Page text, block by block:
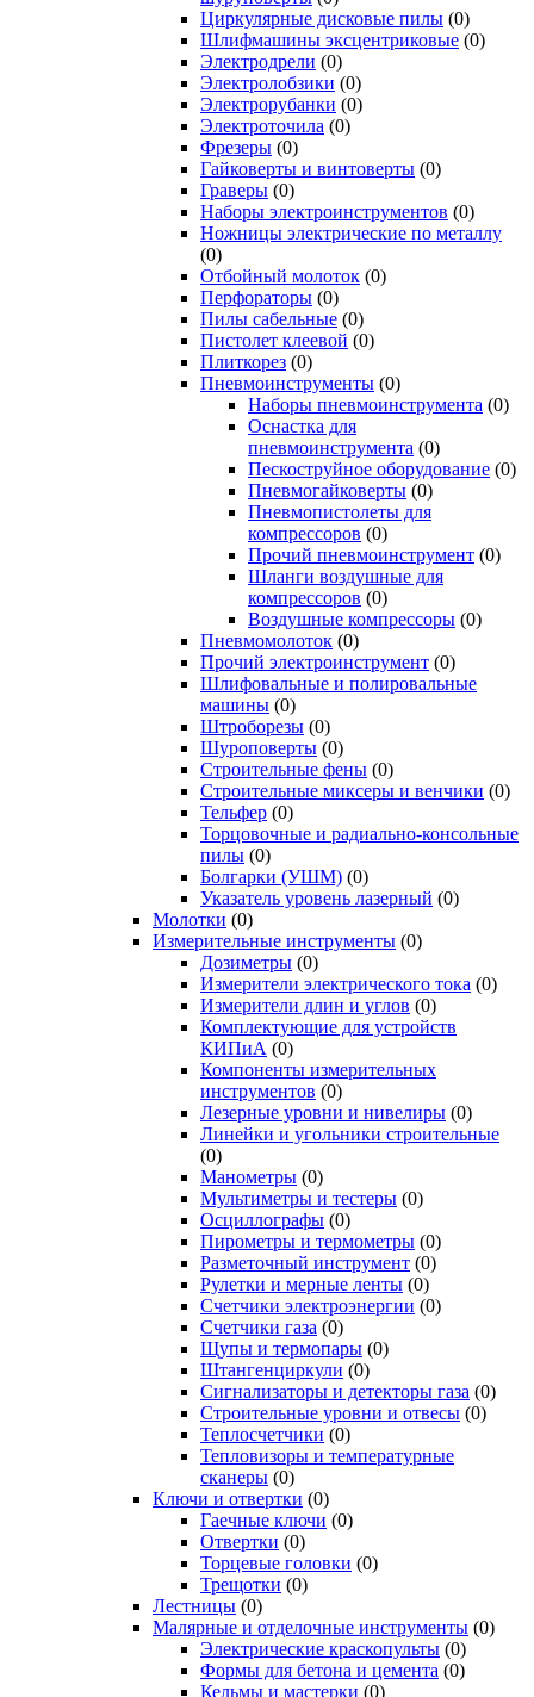
Циркулярные дисковые пилы (0)
Шлифмашины эксцентриковые (0)
Электродрели (0)
Электролобзики (0)
Электрорубанки (0)
Электроточила (0)
Фрезеры (0)
Гайковерты и винтоверты (0)
Граверы (0)
Наборы электроинструментов (0)
Ножницы электрические по металлу
(0)
Отбойный молоток (0)
Перфораторы (0)
Пилы сабельные (0)
Пистолет клеевой (0)
Плиткорез (0)
Пневмоинструменты (0)
Наборы пневмоинструмента (0)
Оснастка для
пневмоинструмента (0)
Пескоструйное оборудование (0)
Пневмогайковерты (0)
Пневмопистолеты для
компрессоров (0)
Прочий пневмоинструмент (0)
Шланги воздушные для
компрессоров (0)
Воздушные компрессоры (0)
Пневмомолоток (0)
Прочий электроинструмент (0)
Шлифовальные и полировальные
машины (0)
Штроборезы (0)
Шуроповерты (0)
Строительные фены (0)
Строительные миксеры и венчики (0)
Тельфер (0)
Торцовочные и радиально-консольные
пилы (0)
Болгарки (УШМ) (0)
Указатель уровень лазерный (0)
Молотки (0)
Измерительные инструменты (0)
Дозиметры (0)
Измерители электрического тока (0)
Измерители длин и углов (0)
Комплектующие для устройств
КИПиА (0)
Компоненты измерительных
инструментов (0)
Лезерные уровни и нивелиры (0)
Линейки и угольники строительные
(0)
Манометры (0)
Мультиметры и тестеры (0)
Осциллографы (0)
Пирометры и термометры (0)
Разметочный инструмент (0)
Рулетки и мерные ленты (0)
Счетчики электроэнергии (0)
Счетчики газа (0)
Щупы и термопары (0)
Штангенциркули (0)
Сигнализаторы и детекторы газа (0)
Строительные уровни и отвесы (0)
Теплосчетчики (0)
Тепловизоры и температурные
сканеры (0)
Ключи и отвертки (0)
Гаечные ключи (0)
Отвертки (0)
Торцевые головки (0)
Трещотки (0)
Лестницы (0)
Малярные и отделочные инструменты (0)
Электрические краскопульты (0)
Формы для бетона и цемента (0)
Кельмы и мастерки (0)